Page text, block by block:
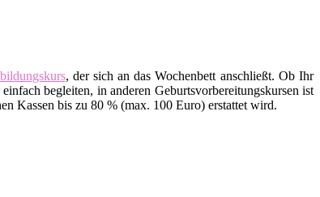
, der sich an das Wochenbett anschließt. Ob Ihr
begleiten, in anderen Geburtsvorbereitungskursen ist
Kassen bis zu 80 % (max. 100 Euro) erstattet wird.